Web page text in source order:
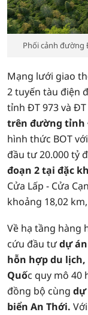
Phối cảnh đường
Mạng lưới giao
2 tuyến tàu điện
tỉnh ĐT 973 và ĐT
trên đường tỉnh
hình thức BOT
đầu tư 20.000 tỷ
đoạn 2 tại đặc
Cửa Lấp - Cửa
khoảng 18,02
Về hạ tầng hàng
cứu đầu tưdự
hỗn hợp du lịch,
Quốc quy mô 40
đồng bộ cùng dự
biển An Thới.